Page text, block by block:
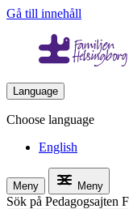
Gå till innehåll
Language
Choose language
English
Meny Meny
Sök på Pedagogsajten